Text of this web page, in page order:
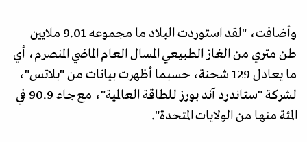
وأضافت، "لقد استوردت البلاد ما مجموعه 9.01 ملايين
طن متري من الغاز الطبيعي المسال العام الماضي المنصرم، أي
ما يعادل 129 شحنة، حسبما أظهرت بيانات من "بلاتس"،
لشركة "ستاندرد آند بورز للطاقة العالمية"، مع جاء 90.9 في
المئة منها من الولايات المتحدة".